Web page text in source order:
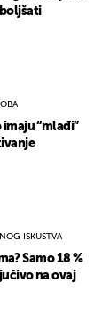
“mlađi”
ISKUSTVA
Samo 18 %
na ovaj